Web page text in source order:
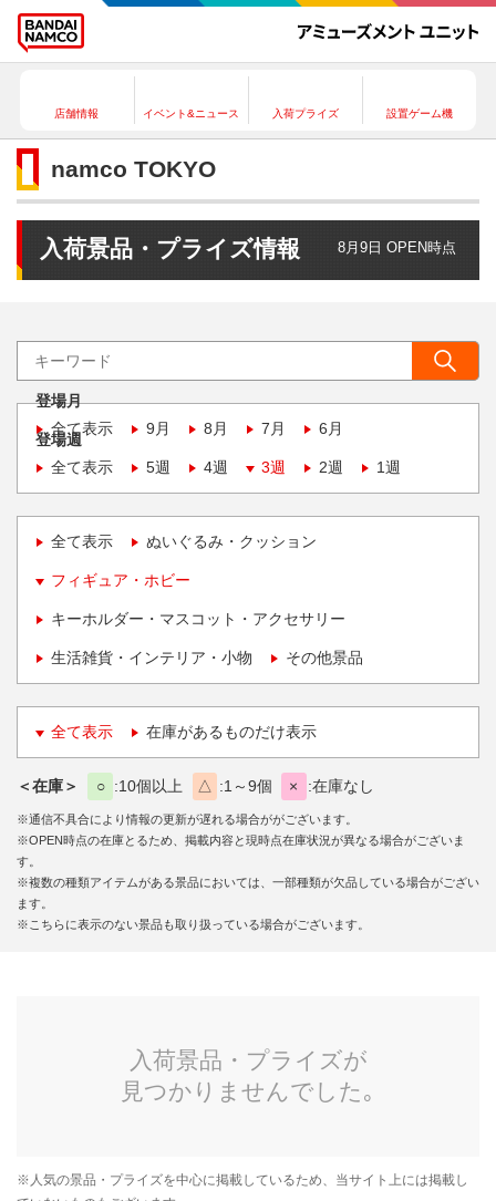
店舗情報 イベント&ニュース 入荷プライズ 設置ゲーム機
namco TOKYO
入荷景品・プライズ情報 8月9日 OPEN時点
登場月
全て表示
9月 8月 7月 6月
登場週
全て表示
5週 4週 3週 2週 1週
全て表示 ぬいぐるみ・クッション
フィギュア・ホビー
キーホルダー・マスコット・アクセサリー
生活雑貨・インテリア・小物 その他景品
全て表示 在庫があるものだけ表示
＜在庫＞ ○ 10個以上 △ 1～9個 × 在庫なし
※通信不具合により情報の更新が遅れる場合ががございます。
※OPEN時点の在庫とるため、掲載内容と現時点在庫状況が異なる場合がございま
す。
※複数の種類アイテムがある景品においては、一部種類が欠品している場合がござい
ます。
※こちらに表示のない景品も取り扱っている場合がございます。